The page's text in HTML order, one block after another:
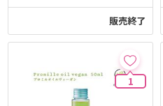
販売終了
1